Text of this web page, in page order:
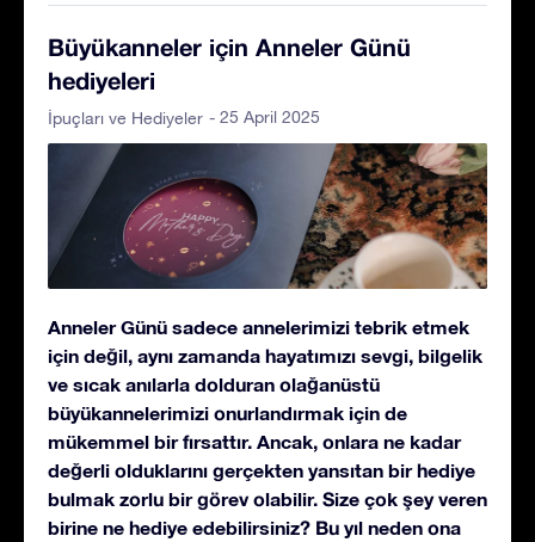
Büyükanneler için Anneler Günü
hediyeleri
İpuçları ve Hediyeler - 25 April 2025
Anneler Günü sadece annelerimizi tebrik etmek
için değil, aynı zamanda hayatımızı sevgi, bilgelik
ve sıcak anılarla dolduran olağanüstü
büyükannelerimizi onurlandırmak için de
mükemmel bir fırsattır. Ancak, onlara ne kadar
değerli olduklarını gerçekten yansıtan bir hediye
bulmak zorlu bir görev olabilir. Size çok şey veren
birine ne hediye edebilirsiniz? Bu yıl neden ona